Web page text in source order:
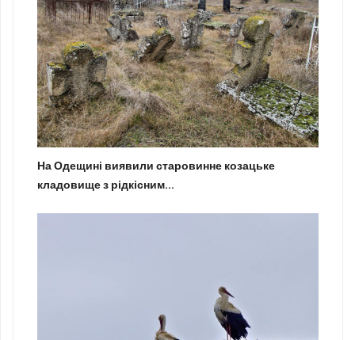
На Одещині виявили старовинне козацьке
кладовище з рідкісним...